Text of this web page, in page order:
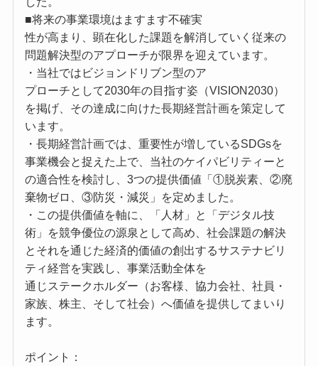
■将来の事業環境はますます不確実
性が高まり、顕在化した課題を解消していく従来の
問題解決型のアプローチが限界を迎えています。
・当社ではビジョンドリブン型のア
プローチとして2030年の目指す姿（VISION2030）
を掲げ、その達成に向けた長期経営計画を策定して
います。
・長期経営計画では、重要性が増しているSDGsを
事業機会と捉えた上で、当社のケイパビリティーと
の適合性を検討し、3つの提供価値「①脱炭素、②廃
棄物ゼロ、③防災・減災」を定めました。
・この提供価値を軸に、「人材」と「デジタル技
術」を競争優位の源泉として高め、社会課題の解決
とそれを通じた経済的価値の創出するサステナビリ
ティ経営を実践し、事業活動全体を
通じステークホルダー（お客様、協力会社、社員・
家族、株主、そして社会）へ価値を提供してまいり
ます。
ポイント：